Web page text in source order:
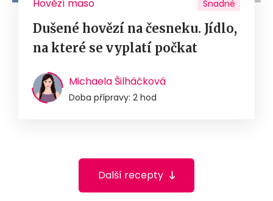
Hovězí maso Snadné
Dušené hovězí na česneku. Jídlo,
na které se vyplatí počkat
Michaela Šilháčková
Doba přípravy: 2 hod
Další recepty